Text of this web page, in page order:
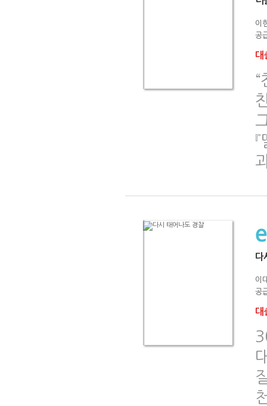
이
공
대
다
이
공
대